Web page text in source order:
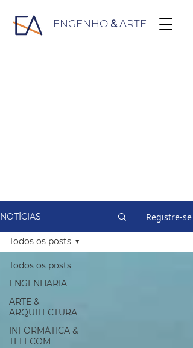
ENGENHO &ARTE
NOTÍCIAS Registre-se
Todos os posts
ENGENHARIA
ARTE &
ARQUITECTURA
INFORMÁTICA &
TELECOM
Todos os posts